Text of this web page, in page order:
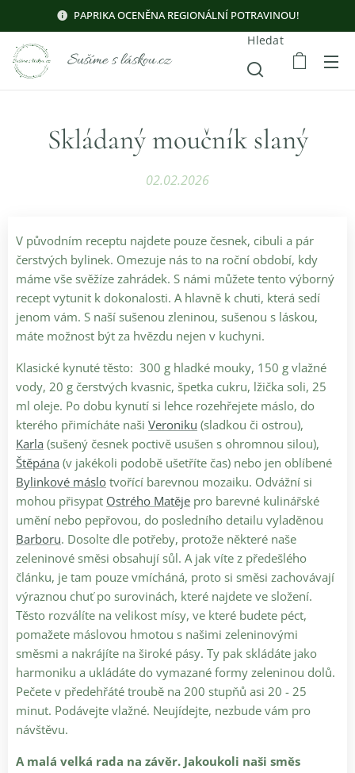
PAPRIKA OCENĚNA REGIONÁLNÍ POTRAVINOU!
Sušíme s láskou.cz
Hledat
Skládaný moučník slaný
02.02.2026
V původním receptu najdete pouze česnek, cibuli a pár
čerstvých bylinek. Omezuje nás to na roční období, kdy
máme vše svěžíze zahrádek. S námi můžete tento výborný
recept vytunit k dokonalosti. A hlavně k chuti, která sedí
jenom vám. S naší sušenou zleninou, sušenou s láskou,
máte možnost být za hvězdu nejen v kuchyni.
Klasické kynuté těsto: 300 g hladké mouky, 150 g vlažné
vody, 20 g čerstvých kvasnic, špetka cukru, lžička soli, 25
ml oleje. Po dobu kynutí si lehce rozehřejete máslo, do
kterého přimícháte naši Veroniku (sladkou či ostrou),
Karla (sušený česnek poctivě usušen s ohromnou silou),
Štěpána (v jakékoli podobě ušetříte čas) nebo jen oblíbené
Bylinkové máslo tvořící barevnou mozaiku. Odvážní si
mohou přisypat Ostrého Matěje pro barevné kulinářské
umění nebo pepřovou, do posledního detailu vyladěnou
Barboru. Dosolte dle potřeby, protože některé naše
zeleninové směsi obsahují sůl. A jak víte z předešlého
článku, je tam pouze vmícháná, proto si směsi zachovávají
výraznou chuť po surovinách, které najdete ve složení.
Těsto rozválíte na velikost mísy, ve které budete péct,
pomažete máslovou hmotou s našimi zeleninovými
směsmi a nakrájíte na široké pásy. Ty pak skládáte jako
harmoniku a ukládáte do vymazané formy zeleninou dolů.
Pečete v předehřáté troubě na 200 stupňů asi 20 - 25
minut. Podávejte vlažné. Neujídejte, nezbude vám pro
návštěvu.
A malá velká rada na závěr. Jakoukoli naši směs